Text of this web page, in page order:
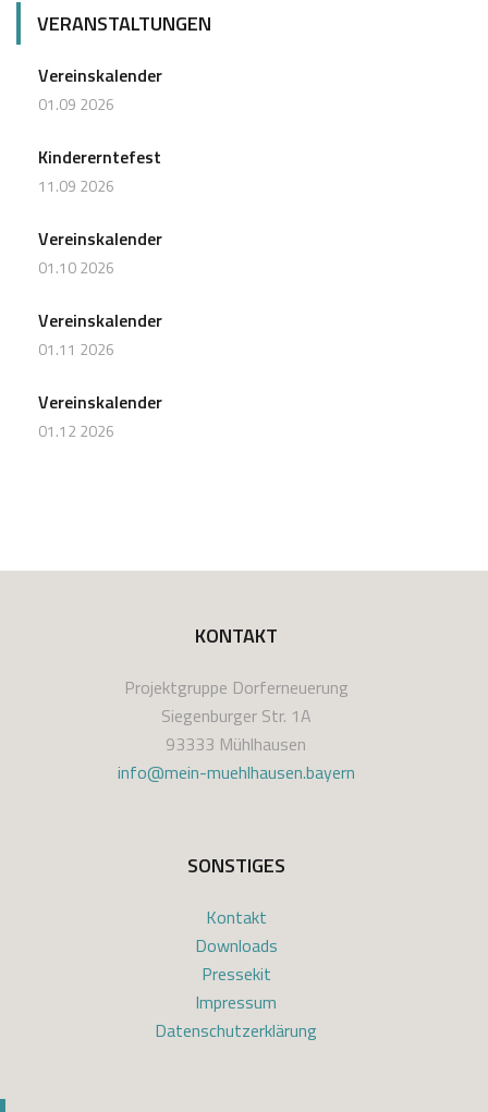
VERANSTALTUNGEN
Vereinskalender
01.09 2026
Kindererntefest
11.09 2026
Vereinskalender
01.10 2026
Vereinskalender
01.11 2026
Vereinskalender
01.12 2026
KONTAKT
Projektgruppe Dorferneuerung
Siegenburger Str. 1A
93333 Mühlhausen
info@mein-muehlhausen.bayern
SONSTIGES
Kontakt
Downloads
Pressekit
Impressum
Datenschutzerklärung